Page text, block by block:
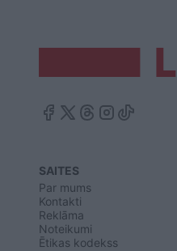
SAITES
Par mums
Kontakti
Reklāma
Noteikumi
Ētikas kodekss